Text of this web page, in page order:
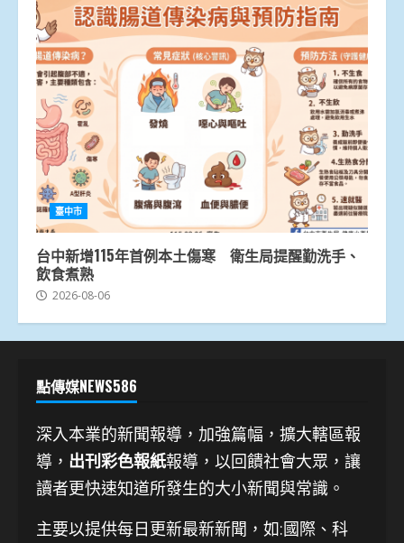
臺中市
台中新增115年首例本土傷寒 衛生局提醒勤洗手、
飲食煮熟
2026-08-06
點傳媒NEWS586
深入本業的新聞報導，加強篇幅，擴大轄區報
導， 出刊彩色報紙報導，以回饋社會大眾，讓
讀者更快速知道所發生的大小新聞與常識。
主要以提供每日更新最新新聞 ，如:國際、科